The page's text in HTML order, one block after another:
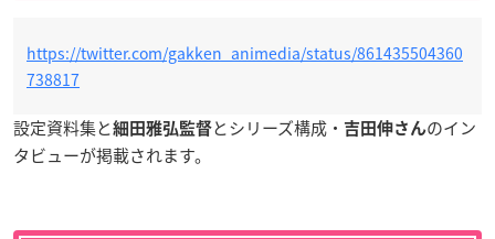
https://twitter.com/gakken_animedia/status/861435504360
738817
設定資料集と細田雅弘監督とシリーズ構成・ 吉田伸さんのイン
タビューが掲載されます。